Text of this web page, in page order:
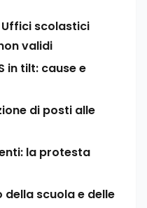
scolastici
validi
in tilt: cause e
di posti alle
la protesta
della scuola e delle